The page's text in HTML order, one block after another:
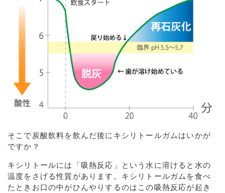
そこで炭酸飲料を飲んだ後にキシリトールガムはいかが
ですか？
キシリトールには「吸熱反応」という水に溶けると水の
温度をさげる性質があります。キシリトールガムを食べ
たときお口の中がひんやりするのはこの吸熱反応が起き